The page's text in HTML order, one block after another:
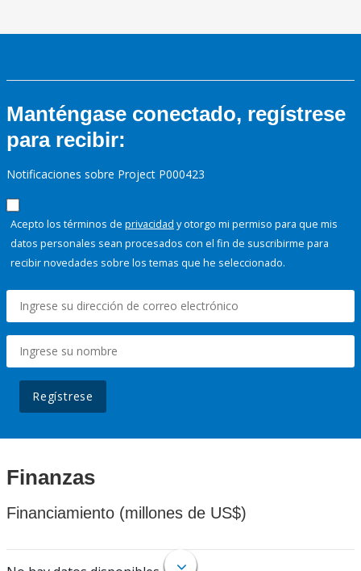
Manténgase conectado, regístrese
para recibir:
Notificaciones sobre Project P000423
Acepto los términos de privacidad y otorgo mi permiso para que mis
datos personales sean procesados con el fin de suscribirme para
recibir novedades sobre los temas que he seleccionado.
Regístrese
Finanzas
Financiamiento (millones de US$)